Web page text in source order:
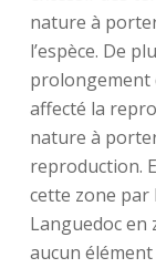
nature à
l’espèce. De
prolongement
affecté la
nature à
reproduction.
cette zone par
Languedoc en
aucun